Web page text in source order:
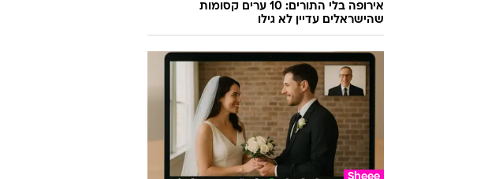
אירופה בלי התורים: 10 ערים קסומות
שהישראלים עדיין לא גילו
Sheee